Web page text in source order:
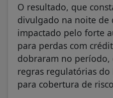
O resultado, que
divulgado na noite de
impactado pelo forte
para perdas com
dobraram no período,
regras regulatórias do
para cobertura de